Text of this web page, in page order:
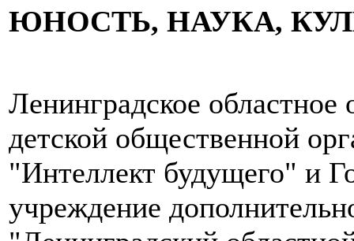
ЮНОСТЬ, НАУКА,
Ленинградское
детской общественной
"Интеллект будущего" и
учреждение